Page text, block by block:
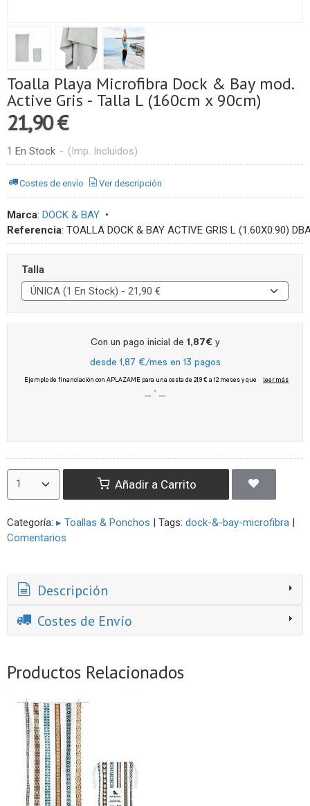
Toalla Playa Microfibra Dock & Bay mod.
Active Gris - Talla L (160cm x 90cm)
21,90 €
1 En Stock - (Imp. Incluidos)
Costes de envío Ver descripción
Marca: DOCK & BAY •
Referencia: TOALLA DOCK & BAY ACTIVE GRIS L (1.60X0.90)
Talla
Añadir a Carrito
Categoría: ▸ Toallas & Ponchos | Tags: dock-&-bay-microfibra |
Comentarios
Descripción
Costes de Envío
Productos Relacionados